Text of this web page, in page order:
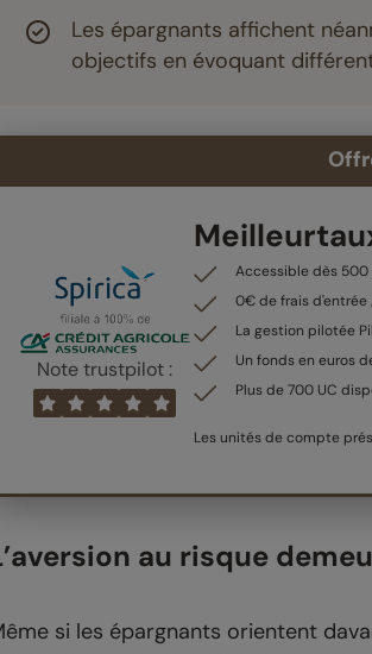
Les épargnants affichent
objectifs en évoquant
Note trustpilot :
Accessible dès
0€ de frais
La gestion pilotée
Un fonds en euros
Plus de 700 UC
Les unités de compte
au risque
si les épargnants orientent